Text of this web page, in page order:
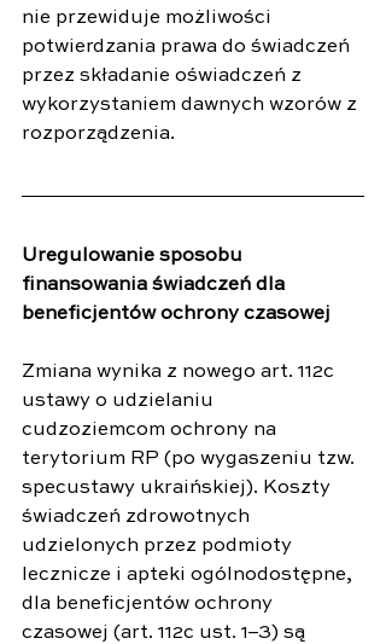
nie przewiduje możliwości
potwierdzania prawa do świadczeń
przez składanie oświadczeń z
wykorzystaniem dawnych wzorów z
rozporządzenia.
Uregulowanie sposobu
finansowania świadczeń dla
beneficjentów ochrony czasowej
Zmiana wynika z nowego art. 112c
ustawy o udzielaniu
cudzoziemcom ochrony na
terytorium RP (po wygaszeniu tzw.
specustawy ukraińskiej). Koszty
świadczeń zdrowotnych
udzielonych przez podmioty
lecznicze i apteki ogólnodostępne,
dla beneficjentów ochrony
czasowej (art. 112c ust. 1–3) są